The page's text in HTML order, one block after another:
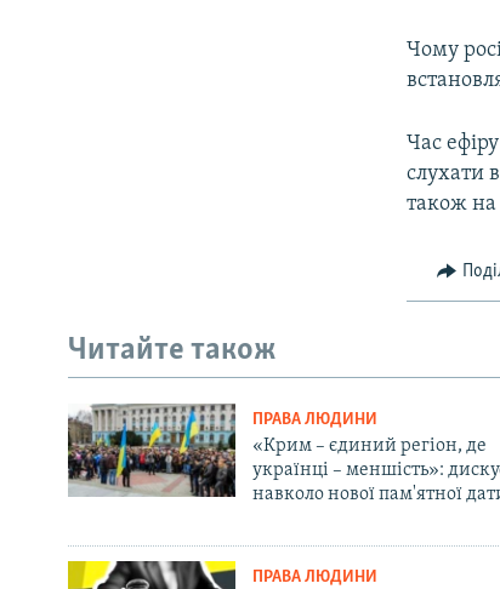
Чому
Час
слухати
також на
Читайте також
ПРАВА ЛЮДИНИ
«Крим – єдиний регіон, де
українці – меншість»:
навколо нової пам'ятної
ПРАВА ЛЮДИНИ